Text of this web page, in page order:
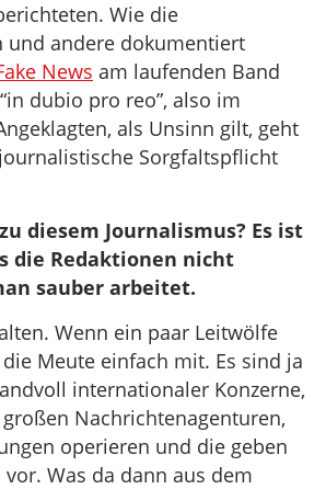
Wie die
und andere dokumentiert
News am laufenden Band
dubio pro reo”, also im
als Unsinn gilt, geht
Sorgfaltspflicht
diesem Journalismus? Es ist
die Redaktionen nicht
sauber arbeitet.
Wenn ein paar Leitwölfe
Meute einfach mit. Es sind ja
internationaler Konzerne,
Nachrichtenagenturen,
operieren und die geben
Was da dann aus dem